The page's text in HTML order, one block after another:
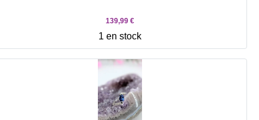
139,99 €
1 en stock